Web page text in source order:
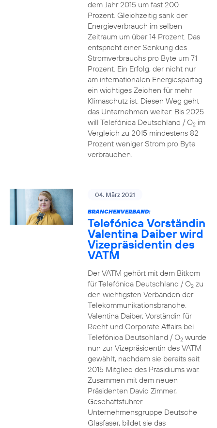
dem Jahr 2015 um fast 200
Prozent. Gleichzeitig sank der
Energieverbrauch im selben
Zeitraum um über 14 Prozent. Das
entspricht einer Senkung des
Stromverbrauchs pro Byte um 71
Prozent. Ein Erfolg, der nicht nur
am internationalen Energiespartag
ein wichtiges Zeichen für mehr
Klimaschutz ist. Diesen Weg geht
das Unternehmen weiter: Bis 2025
will Telefónica Deutschland / O2im
Vergleich zu 2015 mindestens 82
Prozent weniger Strom pro Byte
verbrauchen.
04. März 2021
BRANCHENVERBAND:
Telefónica Vorständin
Valentina Daiber wird
Vizepräsidentin des
VATM
Der VATM gehört mit dem Bitkom
für Telefónica Deutschland / O2zu
den wichtigsten Verbänden der
Telekommunikationsbranche.
Valentina Daiber, Vorständin für
Recht und Corporate Affairs bei
Telefónica Deutschland / O2wurde
nun zur Vizepräsidentin des VATM
gewählt, nachdem sie bereits seit
2015 Mitglied des Präsidiums war.
Zusammen mit dem neuen
Präsidenten David Zimmer,
Geschäftsführer
Unternehmensgruppe Deutsche
Glasfaser, bildet sie das